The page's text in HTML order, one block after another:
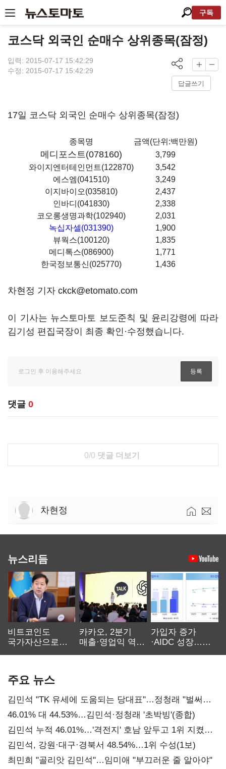
구독
코스닥 외국인 순매수 상위종목(잠정)
입력: 2015-07-17 15:42:29
수정: 2015-07-17 15:42:29
답글쓰기
17일 코스닥 외국인 순매수 상위종목(잠정)
종목명 금액(단위:백만원)
메디포스트(078160)
3,799
와이지엔터테인먼트(122870)
3,542
에스엠(041510)
3,249
이지바이오(035810)
2,437
인바디(041830)
2,338
코오롱생명과학(102940)
2,031
녹십자셀(031390)
1,900
뷰웍스(100120)
1,835
메디톡스(086900)
1,771
한국정보통신(025770)
1,436
차현정 기자 ckck@etomato.com
이 기사는 뉴스토마토 보도준칙 및 윤리강령에 따라
김기성 편집국장이 최종 확인·수정했습니다.
댓글 0
0/0 댓글 더보기
차현정
뉴스리듬
비트코인도
국가자산으로…'
카카오, 2분기
매출·영업익 역대
가입자 증가
·AIDC 성장…
주요 뉴스
김민석 "TK 유세에 도움되는 당대표"…정청래 "벌써
대표된 양 당직 배분"
46.01% 대 44.53%…김민석·정청래 '초박빙'(종합)
김민석 누적 46.01%…'격전지' 호남 앞두고 1위 지켰다
(2보)
김민석, 강원·대구·경북서 48.54%…1위 수성(1보)
최민희 "골리앗 김민석"…임미애 "부끄러운 줄 알아야"